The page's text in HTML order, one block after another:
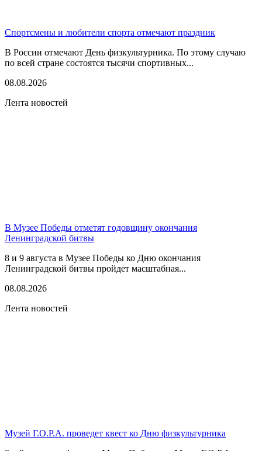
Спортсмены и любители спорта отмечают праздник
В России отмечают День физкультурника. По этому случаю
по всей стране состоятся тысячи спортивных...
08.08.2026
Лента новостей
В Музее Победы отметят годовщину окончания
Ленинградской битвы
8 и 9 августа в Музее Победы ко Дню окончания
Ленинградской битвы пройдет масштабная...
08.08.2026
Лента новостей
Музей Г.О.Р.А. проведет квест ко Дню физкультурника